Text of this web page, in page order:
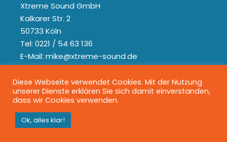
Xtreme Sound GmbH
Kalkarer Str. 2
50733 Köln
Tel: 0221 / 54 63 136
E-Mail: mike@xtreme-sound.de
Diese Webseite verwendet Cookies. Mit der Nutzung
unserer Dienste erklären Sie sich damit einverstanden,
dass wir Cookies verwenden.
Ok, alles klar!